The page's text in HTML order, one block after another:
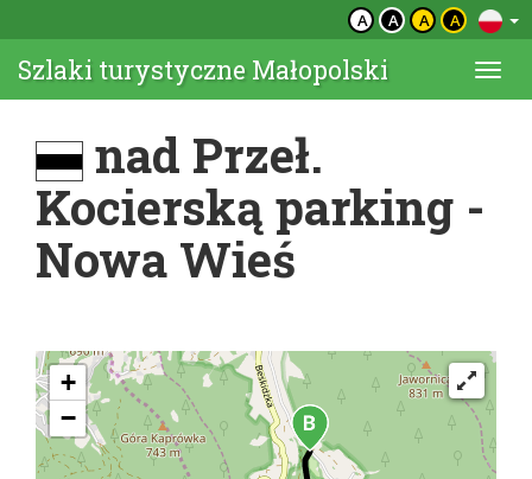
A A A A
Szlaki turystyczne Małopolski
nad Przeł.
Kocierską parking -
Nowa Wieś
+
−